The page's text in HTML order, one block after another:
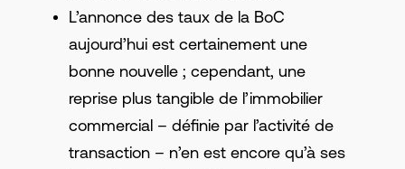
L’annonce des taux de la BoC
aujourd’hui est certainement une
bonne nouvelle ; cependant, une
reprise plus tangible de l’immobilier
commercial – définie par l’activité de
transaction – n’en est encore qu’à ses